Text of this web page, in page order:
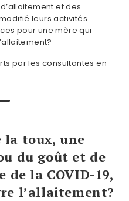
et des
leurs activités.
pour une mère qui
par les consultantes en
la toux, une
du goût et de
la COVID-19,
l’allaitement?